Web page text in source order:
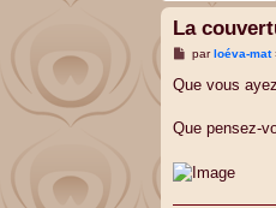
La
M
s
g
parloéva-mat
Que vous
Que pensez-